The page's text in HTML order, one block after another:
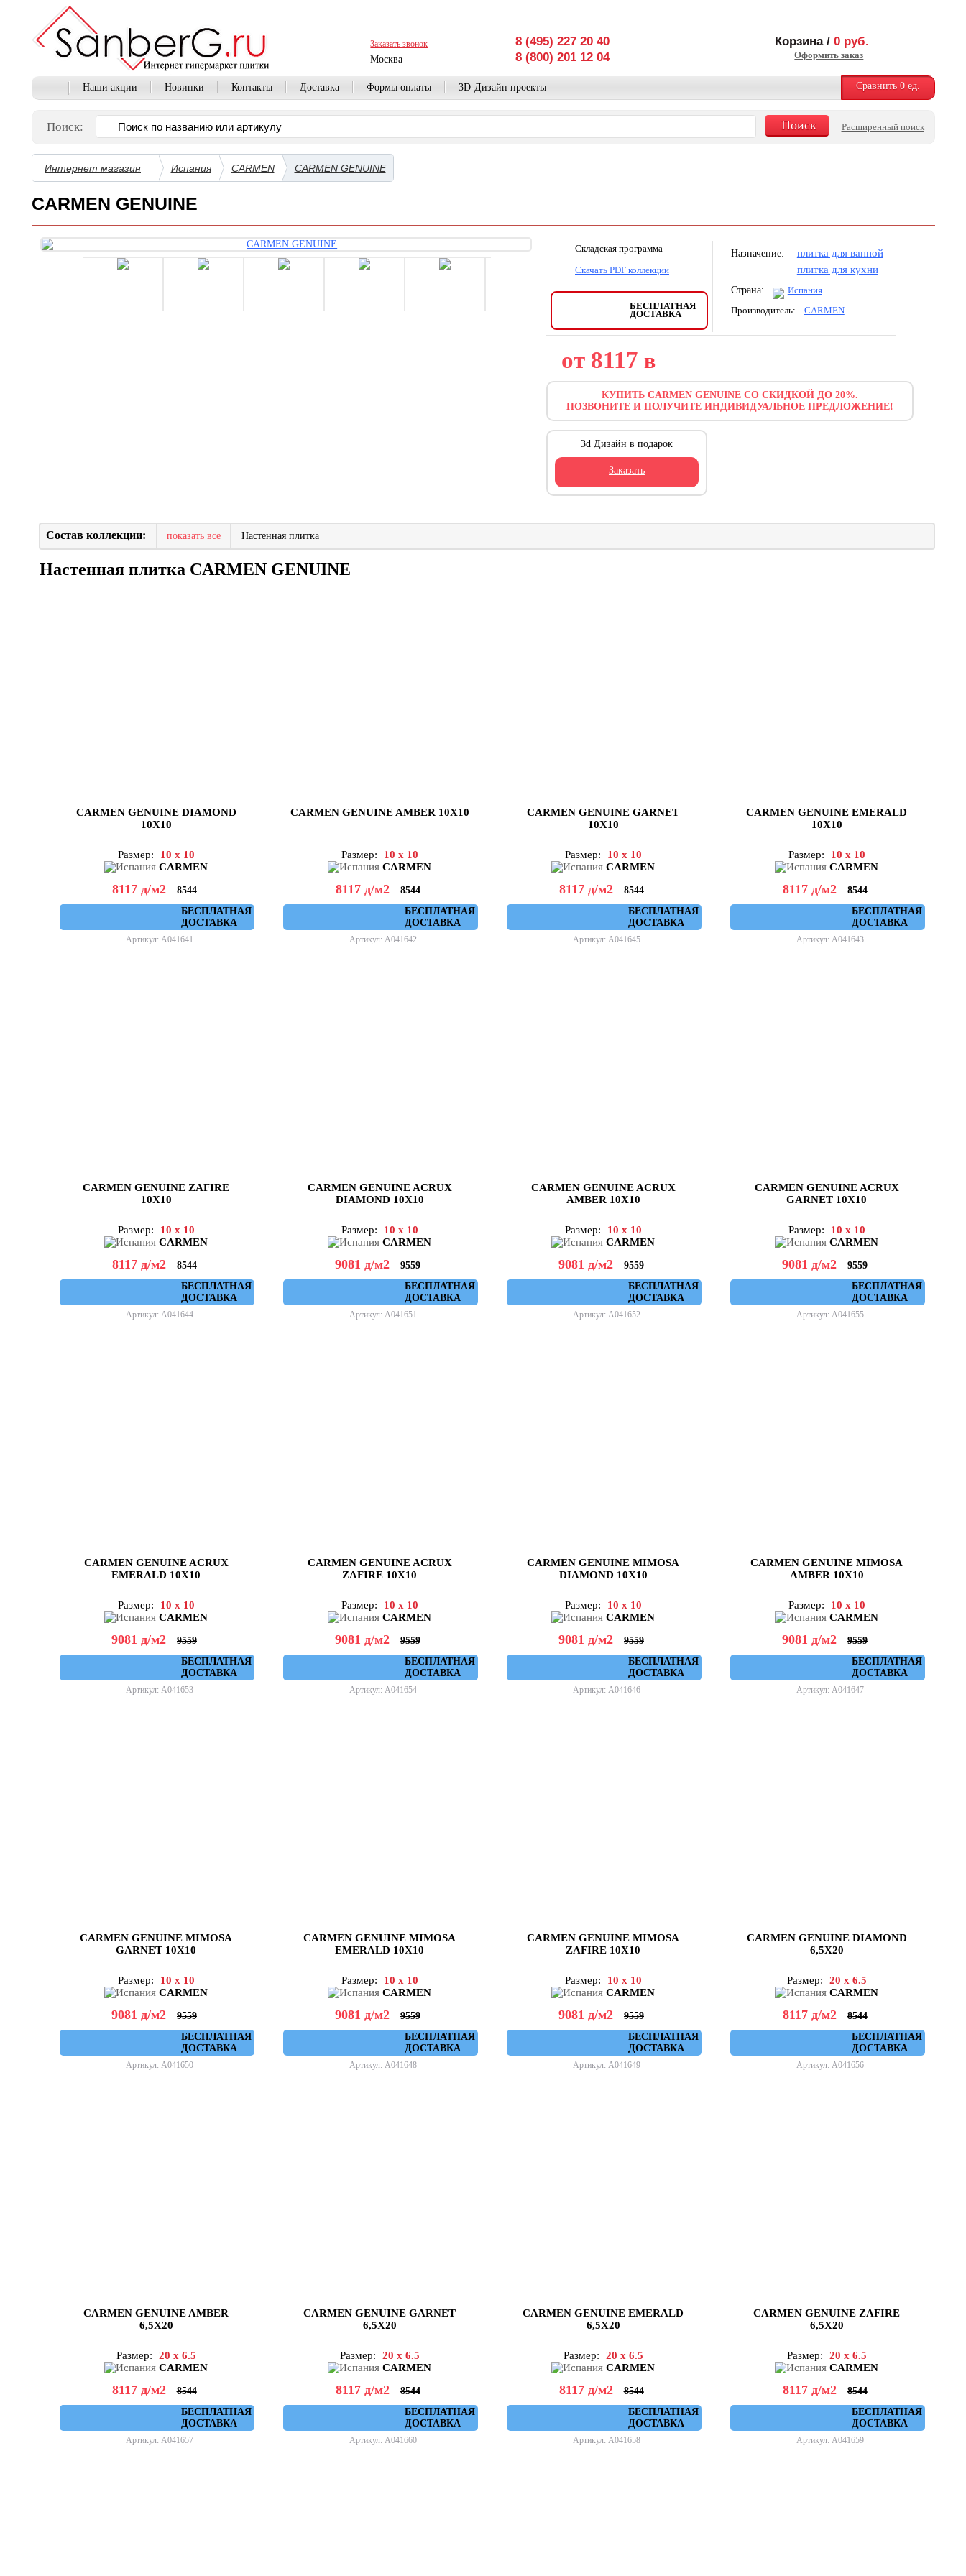
Заказать звонок
Москва
8 (495) 227 20 40
8 (800) 201 12 04
Корзина /0 руб.
Оформить заказ
Наши акции Новинки Контакты Доставка Формы оплаты 3D-Дизайн проекты Сравнить 0ед.
Поиск: Расширенный поиск
Интернет магазин Испания CARMEN CARMEN GENUINE
CARMEN GENUINE
Складская программа
Скачать PDF коллекции
БЕСПЛАТНАЯ
ДОСТАВКА
Назначение:
плитка для ванной
плитка для кухни
Страна:
Испания
Производитель:
CARMEN
от 8117 в
КУПИТЬ CARMEN GENUINE СО СКИДКОЙ ДО 20%.
ПОЗВОНИТЕ И ПОЛУЧИТЕ ИНДИВИДУАЛЬНОЕ ПРЕДЛОЖЕНИЕ!
3d Дизайн в подарок
Заказать
Состав коллекции: показать все Настенная плитка
Настенная плитка CARMEN GENUINE
CARMEN GENUINE DIAMOND
10X10
Размер:
10 x 10
CARMEN
8117 д/м2
8544
БЕСПЛАТНАЯ
ДОСТАВКА
Артикул: A041641
CARMEN GENUINE AMBER 10X10
Размер:
10 x 10
CARMEN
8117 д/м2
8544
БЕСПЛАТНАЯ
ДОСТАВКА
Артикул: A041642
CARMEN GENUINE GARNET
10X10
Размер:
10 x 10
CARMEN
8117 д/м2
8544
БЕСПЛАТНАЯ
ДОСТАВКА
Артикул: A041645
CARMEN GENUINE EMERALD
10X10
Размер:
10 x 10
CARMEN
8117 д/м2
8544
БЕСПЛАТНАЯ
ДОСТАВКА
Артикул: A041643
CARMEN GENUINE ZAFIRE
10X10
Размер:
10 x 10
CARMEN
8117 д/м2
8544
БЕСПЛАТНАЯ
ДОСТАВКА
Артикул: A041644
CARMEN GENUINE ACRUX
DIAMOND 10X10
Размер:
10 x 10
CARMEN
9081 д/м2
9559
БЕСПЛАТНАЯ
ДОСТАВКА
Артикул: A041651
CARMEN GENUINE ACRUX
AMBER 10X10
Размер:
10 x 10
CARMEN
9081 д/м2
9559
БЕСПЛАТНАЯ
ДОСТАВКА
Артикул: A041652
CARMEN GENUINE ACRUX
GARNET 10X10
Размер:
10 x 10
CARMEN
9081 д/м2
9559
БЕСПЛАТНАЯ
ДОСТАВКА
Артикул: A041655
CARMEN GENUINE ACRUX
EMERALD 10X10
Размер:
10 x 10
CARMEN
9081 д/м2
9559
БЕСПЛАТНАЯ
ДОСТАВКА
Артикул: A041653
CARMEN GENUINE ACRUX
ZAFIRE 10X10
Размер:
10 x 10
CARMEN
9081 д/м2
9559
БЕСПЛАТНАЯ
ДОСТАВКА
Артикул: A041654
CARMEN GENUINE MIMOSA
DIAMOND 10X10
Размер:
10 x 10
CARMEN
9081 д/м2
9559
БЕСПЛАТНАЯ
ДОСТАВКА
Артикул: A041646
CARMEN GENUINE MIMOSA
AMBER 10X10
Размер:
10 x 10
CARMEN
9081 д/м2
9559
БЕСПЛАТНАЯ
ДОСТАВКА
Артикул: A041647
CARMEN GENUINE MIMOSA
GARNET 10X10
Размер:
10 x 10
CARMEN
9081 д/м2
9559
БЕСПЛАТНАЯ
ДОСТАВКА
Артикул: A041650
CARMEN GENUINE MIMOSA
EMERALD 10X10
Размер:
10 x 10
CARMEN
9081 д/м2
9559
БЕСПЛАТНАЯ
ДОСТАВКА
Артикул: A041648
CARMEN GENUINE MIMOSA
ZAFIRE 10X10
Размер:
10 x 10
CARMEN
9081 д/м2
9559
БЕСПЛАТНАЯ
ДОСТАВКА
Артикул: A041649
CARMEN GENUINE DIAMOND
6,5X20
Размер:
20 x 6.5
CARMEN
8117 д/м2
8544
БЕСПЛАТНАЯ
ДОСТАВКА
Артикул: A041656
CARMEN GENUINE AMBER
6,5X20
Размер:
20 x 6.5
CARMEN
8117 д/м2
8544
БЕСПЛАТНАЯ
ДОСТАВКА
Артикул: A041657
CARMEN GENUINE GARNET
6,5X20
Размер:
20 x 6.5
CARMEN
8117 д/м2
8544
БЕСПЛАТНАЯ
ДОСТАВКА
Артикул: A041660
CARMEN GENUINE EMERALD
6,5X20
Размер:
20 x 6.5
CARMEN
8117 д/м2
8544
БЕСПЛАТНАЯ
ДОСТАВКА
Артикул: A041658
CARMEN GENUINE ZAFIRE
6,5X20
Размер:
20 x 6.5
CARMEN
8117 д/м2
8544
БЕСПЛАТНАЯ
ДОСТАВКА
Артикул: A041659